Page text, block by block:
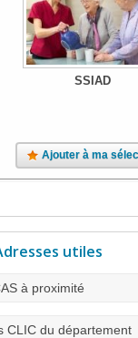
SSIAD
Ajouter à ma
utiles
à proximité
CLIC du département